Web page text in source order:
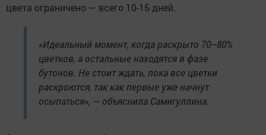
цвета ограничено — всего 10-15 дней.
«Идеальный момент, когда раскрыто 70–80%
цветков, а остальные находятся в фазе
бутонов. Не стоит ждать, пока все цветки
раскроются, так как первые уже начнут
осыпаться», — объяснила Самигуллина.